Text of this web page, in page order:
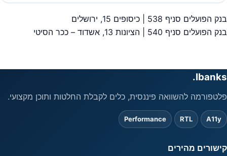
ניווט
בנק הפועלים סניף 538 | כיסופים 15, ירושלים
בנק הפועלים סניף 540 | הציונות 13, אשדוד – ככר הסיטי
Ibanks.
פלטפורמה להשוואה פיננסית, כלים לקבלת החלטות ותוכן מקצועי.
A11y
RTL
Performance
קישורים מהירים